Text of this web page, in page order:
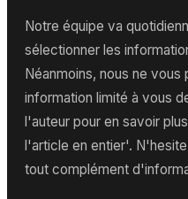
Notre équipe va
sélectionner les
Néanmoins, nous ne
information limité à vous
l'auteur pour en savoir
l'article en entier'.
tout complément